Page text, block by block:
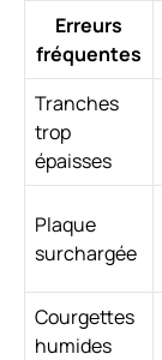
Erreurs
fréquentes
Tranches
trop
épaisses
Plaque
surchargée
Courgettes
humides